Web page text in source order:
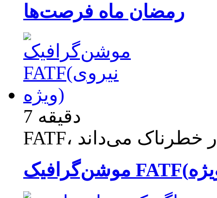
رمضان ماه فرصت‌ها
7 دقیقه